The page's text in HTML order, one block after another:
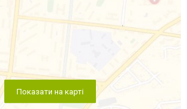
Показати на карті